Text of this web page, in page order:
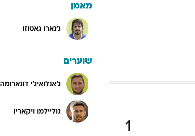
דעות ופרשנויות
1
מאמן
ג'נארו גאטוזו
שוערים
ג'אנלואיג'י דונארומה
גוליילמו ויקאריו